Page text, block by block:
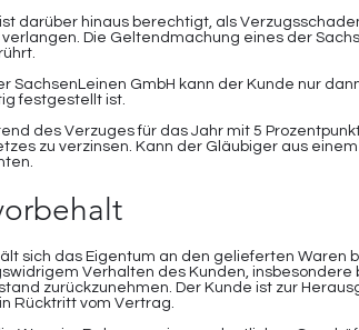
darüber hinaus berechtigt, als
verlangen. Die Geltendmachung eines der
SachsenLeinen GmbH kann der Kunde nur
festgestellt ist.
des Verzuges für das Jahr mit 5
zu verzinsen. Kann der Gläubiger aus
sich das Eigentum an den gelieferten Waren
Verhalten des Kunden, insbesondere
zurückzunehmen. Der Kunde ist zur
Rücktritt vom Vertrag.